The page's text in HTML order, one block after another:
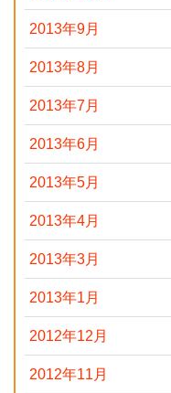
2013年9月
2013年8月
2013年7月
2013年6月
2013年5月
2013年4月
2013年3月
2013年1月
2012年12月
2012年11月